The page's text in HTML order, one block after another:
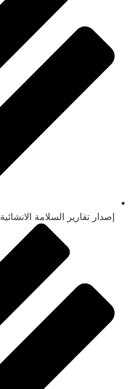
إصدار تقارير السلامة الانشائية